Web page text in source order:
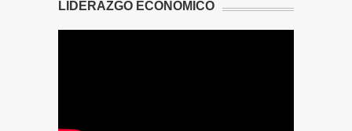
LIDERAZGO ECONÓMICO